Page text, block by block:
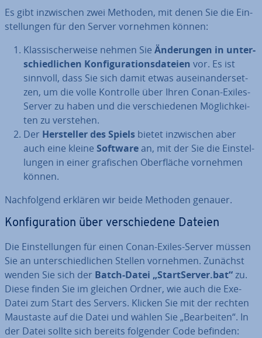
Es gibt in­zwi­schen zwei Methoden, mit denen Sie die Ein­
stel­lun­gen für den Server vornehmen können:
Klas­si­scher­wei­se nehmen Sie Än­de­run­gen in un­ter­
schied­li­chen Kon­fi­gu­ra­ti­ons­da­tei­en vor. Es ist
sinnvoll, dass Sie sich damit etwas aus­ein­an­der­set­
zen, um die volle Kontrolle über Ihren Conan-Exiles-
Server zu haben und die ver­schie­de­nen Mög­lich­kei­
ten zu verstehen.
Der Her­stel­ler des Spiels bietet in­zwi­schen aber
auch eine kleine Softwarean, mit der Sie die Ein­stel­
lun­gen in einer gra­fi­schen Ober­flä­che vornehmen
können.
Nach­fol­gend erklären wir beide Methoden genauer.
Kon­fi­gu­ra­ti­on über ver­schie­de­ne Dateien
Die Ein­stel­lun­gen für einen Conan-Exiles-Server müssen
Sie an un­ter­schied­li­chen Stellen vornehmen. Zunächst
wenden Sie sich der Batch-Datei „Start­Ser­ver.bat“zu.
Diese finden Sie im gleichen Ordner, wie auch die Exe-
Datei zum Start des Servers. Klicken Sie mit der rechten
Maustaste auf die Datei und wählen Sie „Be­ar­bei­ten“. In
der Datei sollte sich bereits folgender Code befinden: